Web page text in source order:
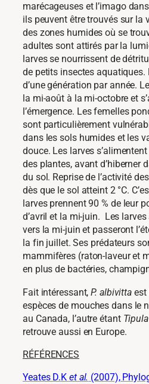
marécageuses et l’imago
ils peuvent être trouvés sur la
des zones humides où se
adultes sont attirés par la
larves se nourrissent de
de petits insectes
d’une génération par année.
la mi-août à la mi-octobre et
l’émergence. Les femelles
sont particulièrement
dans les sols humides et les
douce. Les larves
des plantes, avant d’hiberner
du sol. Reprise de l’activité
dès que le sol atteint 2 °C.
larves prennent 90 % de leur
d’avril et la mi-juin. Les larves
vers la mi-juin et passeront
la fin juillet. Ses prédateurs
mammifères (raton-laveur et
en plus de bactéries,
Fait intéressant,P. albivitta est
espèces de mouches dans le
au Canada, l’autre étant
retrouve aussi en Europe.
RÉFÉRENCES
Yeates D.K et al. (2007),